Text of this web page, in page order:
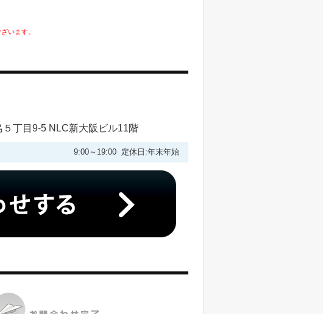
います。
丁目9-5 NLC新大阪ビル11階
9:00～19:00 定休日:年末年始